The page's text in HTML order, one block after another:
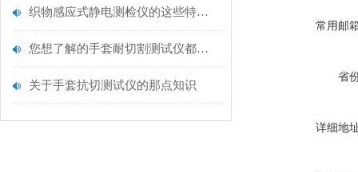
织物感应式静电测检仪的这些特点很少有人都知道
您想了解的手套耐切割测试仪都在这里了
关于手套抗切测试仪的那点知识
常用邮
省
详细地